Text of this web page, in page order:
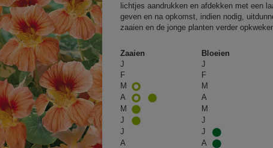
lichtjes aandrukken en afdekken met een
geven en na opkomst, indien nodig,
zaaien en de jonge planten verder
Zaaien
Bloeien
J
J
F
F
M
M
A
A
M
M
J
J
J
J
A
A